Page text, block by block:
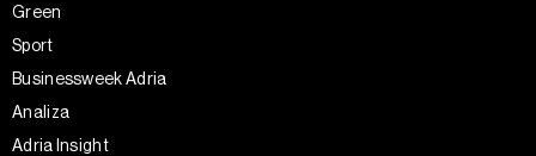
Green
Sport
Businessweek Adria
Analiza
Adria Insight